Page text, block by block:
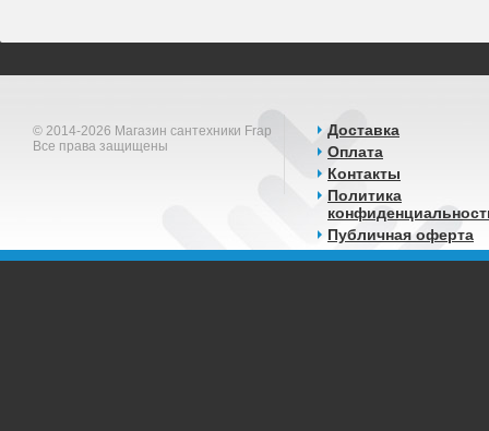
© 2014-2026 Магазин сантехники Frap
Все права защищены
Доставка
Оплата
Контакты
Политика
Публичная оферта